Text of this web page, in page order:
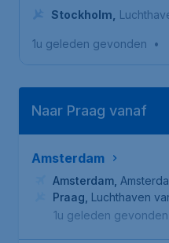
Schiphol
Stockholm
1u geleden gevonden •
Naar Praag vanaf
Amsterdam
Amsterdam
Praag Luchthaven
1u geleden gevonden